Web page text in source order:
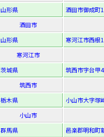
山形県
酒田市御成町
酒田市
山形県
寒河江市西根
寒河江市
茨城県
筑西市字台甲
筑西市
栃木県
小山市大字塚
小山市
群馬県
邑楽郡明和町